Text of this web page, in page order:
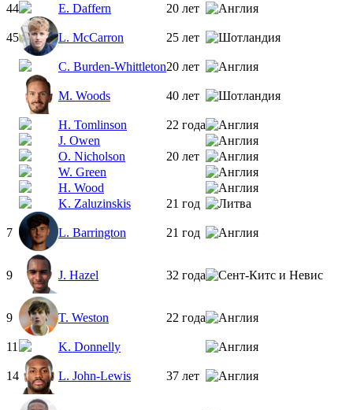
44
E. Daffern 20 лет
45 L. McCarron 25 лет
C. Burden-Whittleton20 лет
M. Woods 40 лет
H. Tomlinson
22 года
J. Owen
O. Nicholson
20 лет
W. Green
H. Wood
K. Zaluzinskis
21 год
7 L. Barrington 21 год
9 J. Hazel 32 года
9 T. Weston 22 года
11 K. Donnelly
14 L. John-Lewis 37 лет